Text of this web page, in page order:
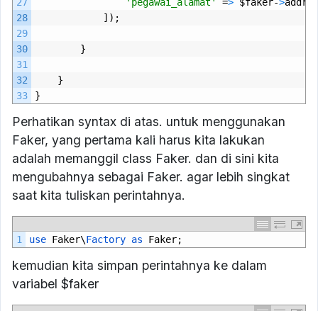
27
28
29
30
31
32
33
'pegawai_alamat'
=> $faker->
]);
}
}
}
Perhatikan syntax di atas. untuk menggunakan
Faker, yang pertama kali harus kita lakukan
adalah memanggil class Faker. dan di sini kita
mengubahnya sebagai Faker. agar lebih singkat
saat kita tuliskan perintahnya.
1 use Faker\Factory as Faker;
kemudian kita simpan perintahnya ke dalam
variabel $faker